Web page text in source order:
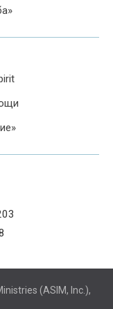
(ASIM, Inc.),